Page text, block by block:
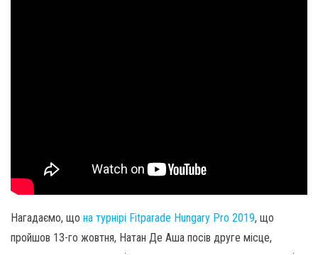
Нагадаємо, що на турнірі Fitparade Hungary Pro 2019, що
пройшов 13-го жовтня, Натан Де Аша посів друге місце,